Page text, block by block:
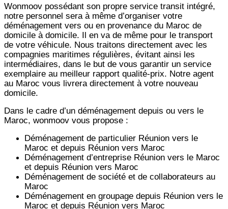
Wonmoov possédant son propre service transit intégré,
notre personnel sera à même d’organiser votre
déménagement vers ou en provenance du Maroc de
domicile à domicile. Il en va de même pour le transport
de votre véhicule. Nous traitons directement avec les
compagnies maritimes régulières, évitant ainsi les
intermédiaires, dans le but de vous garantir un service
exemplaire au meilleur rapport qualité-prix. Notre agent
au Maroc vous livrera directement à votre nouveau
domicile.
Dans le cadre d’un déménagement depuis ou vers le
Maroc, wonmoov vous propose :
Déménagement de particulier Réunion vers le
Maroc et depuis Réunion vers Maroc
Déménagement d’entreprise Réunion vers le Maroc
et depuis Réunion vers Maroc
Déménagement de société et de collaborateurs au
Maroc
Déménagement en groupage depuis Réunion vers le
Maroc et depuis Réunion vers Maroc